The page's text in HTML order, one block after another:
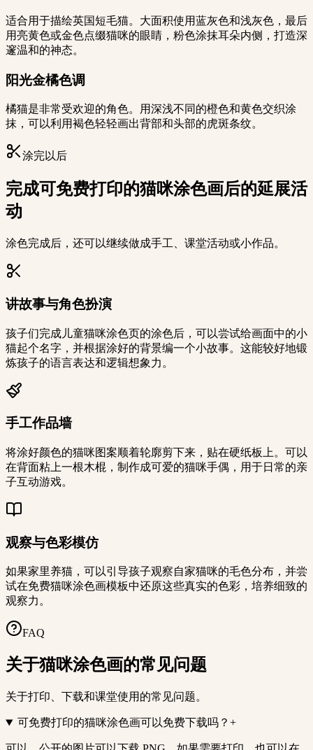
适合用于描绘英国短毛猫。大面积使用蓝灰色和浅灰色，最后
用亮黄色或金色点缀猫咪的眼睛，粉色涂抹耳朵内侧，打造深
邃温和的神态。
阳光金橘色调
橘猫是非常受欢迎的角色。用深浅不同的橙色和黄色交织涂
抹，可以利用褐色轻轻画出背部和头部的虎斑条纹。
涂完以后
完成可免费打印的猫咪涂色画后的延展活
动
涂色完成后，还可以继续做成手工、课堂活动或小作品。
讲故事与角色扮演
孩子们完成儿童猫咪涂色页的涂色后，可以尝试给画面中的小
猫起个名字，并根据涂好的背景编一个小故事。这能较好地锻
炼孩子的语言表达和逻辑想象力。
手工作品墙
将涂好颜色的猫咪图案顺着轮廓剪下来，贴在硬纸板上。可以
在背面粘上一根木棍，制作成可爱的猫咪手偶，用于日常的亲
子互动游戏。
观察与色彩模仿
如果家里养猫，可以引导孩子观察自家猫咪的毛色分布，并尝
试在免费猫咪涂色画模板中还原这些真实的色彩，培养细致的
观察力。
FAQ
关于猫咪涂色画的常见问题
关于打印、下载和课堂使用的常见问题。
可免费打印的猫咪涂色画可以免费下载吗？ +